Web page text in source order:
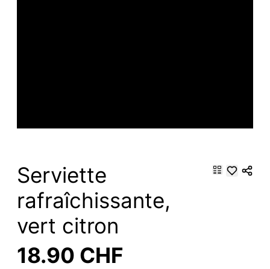
Serviette
rafraîchissante,
vert citron
18.90 CHF